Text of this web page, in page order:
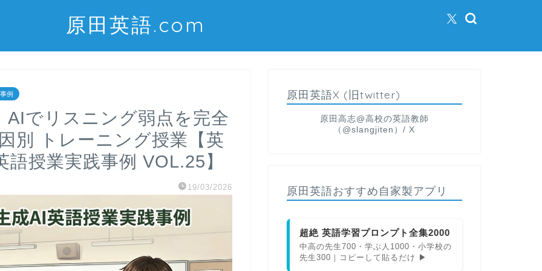
原田英語.com
例
AIでリスニング弱点を完全
別 トレーニング授業【英
授業実践事例 VOL.25】
19/03/2026
原田英語X (旧twitter)
原田高志@高校の英語教師
（@slangjiten）/ X
原田英語おすすめ自家製アプリ
超絶 英語学習プロンプト全集2000
中高の先生700・学ぶ人1000・小学校の
先生300｜コピーして貼るだけ ▶